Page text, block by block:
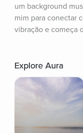
um background
mim para conectar
vibração e começa
Explore Aura